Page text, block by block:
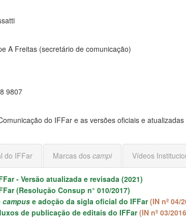
A Freitas (secretário de comunicação)
9807
do IFFar e as versões oficiais e
do IFFar Marcas doscampi Vídeos
- Versão atualizada e revisada (2021)
(Resolução Consup n° 010/2017)
campus e adoção da sigla oficial do IFFar(IN nº 04/
de publicação de editais do IFFar(IN nº 03/